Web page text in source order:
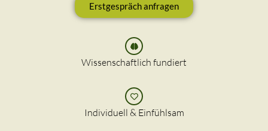
Erstgespräch anfragen
Wissenschaftlich fundiert
Individuell & Einfühlsam